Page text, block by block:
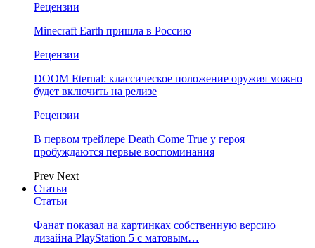
Рецензии
Minecraft Earth пришла в Россию
Рецензии
DOOM Eternal: классическое положение оружия можно
будет включить на релизе
Рецензии
В первом трейлере Death Come True у героя
пробуждаются первые воспоминания
Prev Next
Статьи
Статьи
Фанат показал на картинках собственную версию
дизайна PlayStation 5 с матовым…